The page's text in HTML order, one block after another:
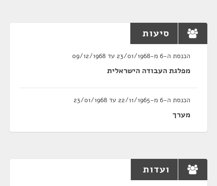
סיעות
הכנסת ה-6 מ-23/01/1968 עד 09/12/1968
מפלגת העבודה הישראלית
הכנסת ה-6 מ-22/11/1965 עד 23/01/1968
מערך
ועדות